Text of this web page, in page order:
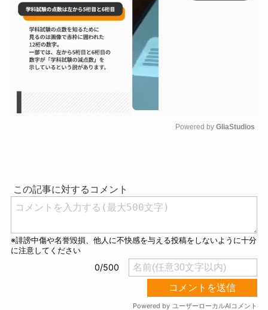
Powered by GliaStudios